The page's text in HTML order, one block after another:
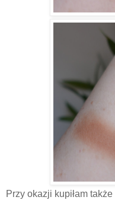
Przy okazji kupiłam także